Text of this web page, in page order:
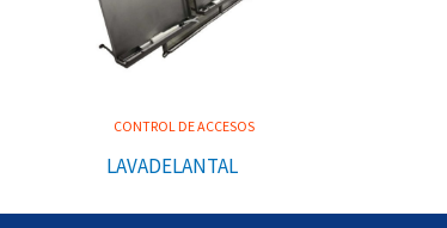
CONTROL DE ACCESOS
LAVADELANTAL